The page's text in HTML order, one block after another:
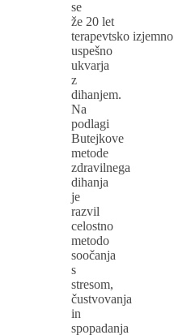
se
že 20 let
terapevtsko izjemno
uspešno
ukvarja
z
dihanjem.
Na
podlagi
Butejkove
metode
zdravilnega
dihanja
je
razvil
celostno
metodo
soočanja
s
stresom,
čustvovanja
in
spopadanja